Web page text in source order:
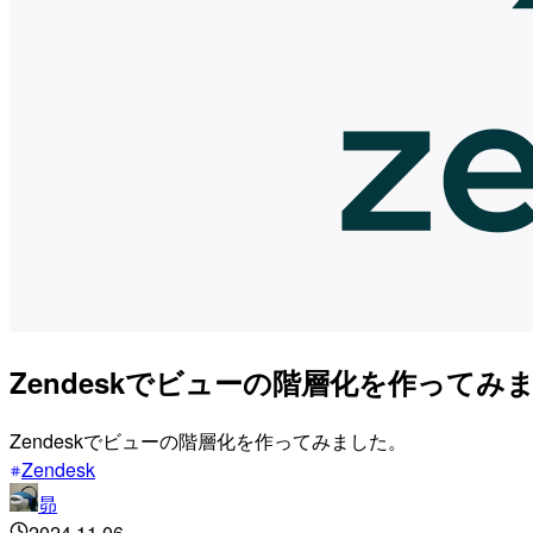
Zendeskでビューの階層化を作ってみ
Zendeskでビューの階層化を作ってみました。
Zendesk
昴